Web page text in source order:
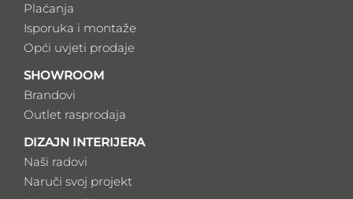
Plaćanja
Isporuka i montaže
Opći uvjeti prodaje
SHOWROOM
Brandovi
Outlet rasprodaja
DIZAJN INTERIJERA
Naši radovi
Naruči svoj projekt